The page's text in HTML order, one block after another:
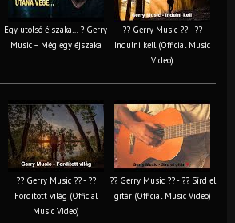
Egy utolsó éjszaka… ? Gerry
Music – Még egy éjszaka
?? Gerry Music ?? - ??
Indulni kell (Official Music
Video)
?? Gerry Music ?? - ??
Fordított világ (Official
Music Video)
?? Gerry Music ?? - ?? Sírd el
gitár (Official Music Video)